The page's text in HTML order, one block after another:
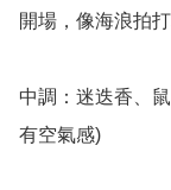
開場，像海浪拍
中調：迷迭香、
有空氣感)